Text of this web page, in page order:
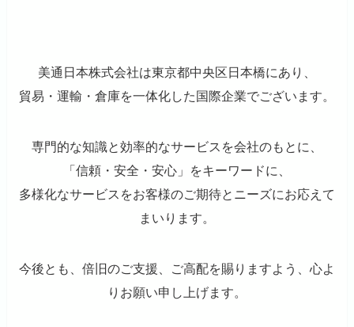
美通日本株式会社は東京都中央区日本橋にあり、
貿易・運輸・倉庫を一体化した国際企業でございます。
専門的な知識と効率的なサービスを会社のもとに、
「信頼・安全・安心」をキーワードに、
多様化なサービスをお客様のご期待とニーズにお応えて
まいります。
今後とも、倍旧のご支援、ご高配を賜りますよう、心よ
りお願い申し上げます。